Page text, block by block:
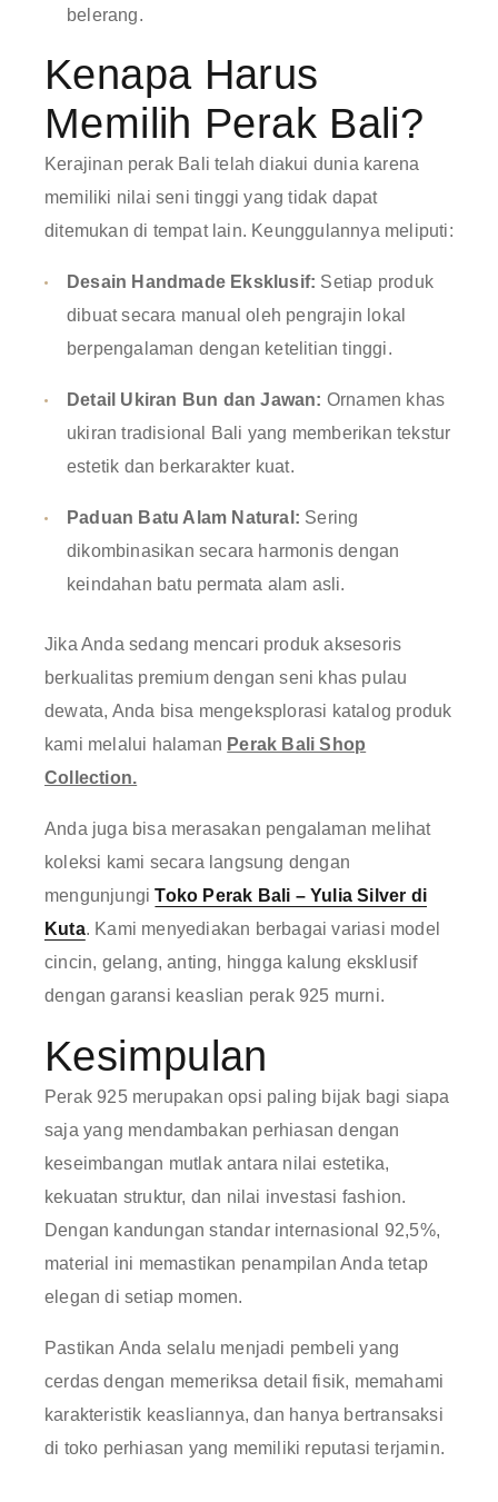
belerang.
Kenapa Harus
Memilih Perak Bali?
Kerajinan perak Bali telah diakui dunia karena
memiliki nilai seni tinggi yang tidak dapat
ditemukan di tempat lain. Keunggulannya meliputi:
Desain Handmade Eksklusif: Setiap produk
dibuat secara manual oleh pengrajin lokal
berpengalaman dengan ketelitian tinggi.
Detail Ukiran Bun dan Jawan: Ornamen khas
ukiran tradisional Bali yang memberikan tekstur
estetik dan berkarakter kuat.
Paduan Batu Alam Natural: Sering
dikombinasikan secara harmonis dengan
keindahan batu permata alam asli.
Jika Anda sedang mencari produk aksesoris
berkualitas premium dengan seni khas pulau
dewata, Anda bisa mengeksplorasi katalog produk
kami melalui halaman Perak Bali Shop
Collection.
Anda juga bisa merasakan pengalaman melihat
koleksi kami secara langsung dengan
mengunjungiToko Perak Bali – Yulia Silver di
Kuta. Kami menyediakan berbagai variasi model
cincin, gelang, anting, hingga kalung eksklusif
dengan garansi keaslian perak 925 murni.
Kesimpulan
Perak 925 merupakan opsi paling bijak bagi siapa
saja yang mendambakan perhiasan dengan
keseimbangan mutlak antara nilai estetika,
kekuatan struktur, dan nilai investasi fashion.
Dengan kandungan standar internasional 92,5%,
material ini memastikan penampilan Anda tetap
elegan di setiap momen.
Pastikan Anda selalu menjadi pembeli yang
cerdas dengan memeriksa detail fisik, memahami
karakteristik keasliannya, dan hanya bertransaksi
di toko perhiasan yang memiliki reputasi terjamin.